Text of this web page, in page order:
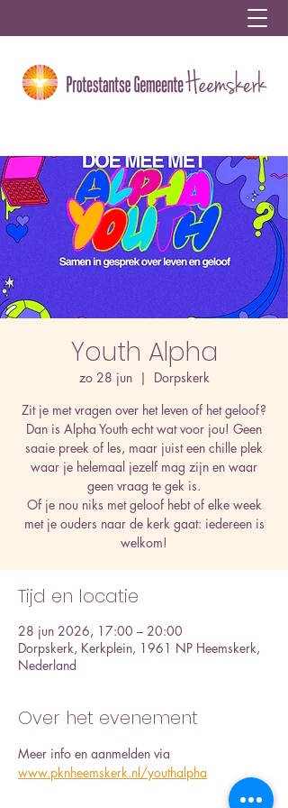
Youth Alpha
zo 28 jun
  |
Dorpskerk
Zit je met vragen over het leven of het geloof?
Dan is Alpha Youth echt wat voor jou! Geen
saaie preek of les, maar juist een chille plek
waar je helemaal jezelf mag zijn en waar
geen vraag te gek is.
Of je nou niks met geloof hebt of elke week
met je ouders naar de kerk gaat: iedereen is
welkom!
Tijd en locatie
28 jun 2026, 17:00 – 20:00
Dorpskerk, Kerkplein, 1961 NP Heemskerk,
Nederland
Over het evenement
Meer info en aanmelden via
www.pknheemskerk.nl/youthalpha